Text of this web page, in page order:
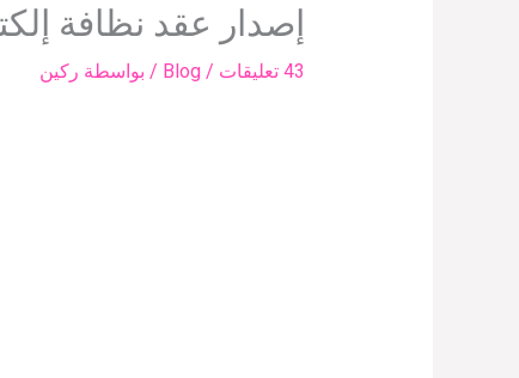
إصدار عقد نظافة
43 تعليقات /
Blog / بواسطة ركين